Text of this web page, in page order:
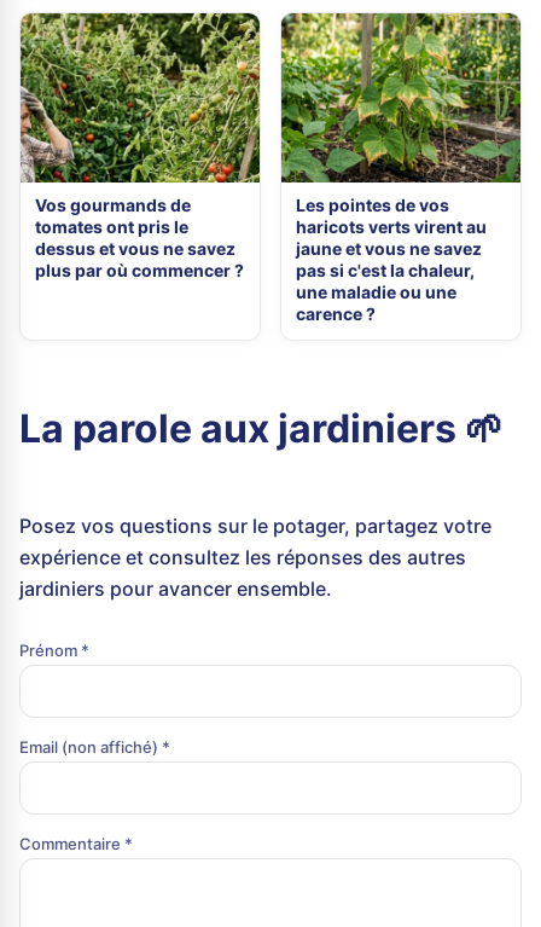
Vos gourmands de
tomates ont pris le
dessus et vous ne savez
plus par où commencer ?
Les pointes de vos
haricots verts virent au
jaune et vous ne savez
pas si c'est la chaleur,
une maladie ou une
carence ?
La parole aux jardiniers 🌱
Posez vos questions sur le potager, partagez votre
expérience et consultez les réponses des autres
jardiniers pour avancer ensemble.
Prénom *
Email (non affiché) *
Commentaire *